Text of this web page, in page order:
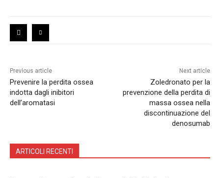
Previous article
Prevenire la perdita ossea
indotta dagli inibitori
dell’aromatasi
Next article
Zoledronato per la
prevenzione della perdita di
massa ossea nella
discontinuazione del
denosumab
ARTICOLI RECENTI